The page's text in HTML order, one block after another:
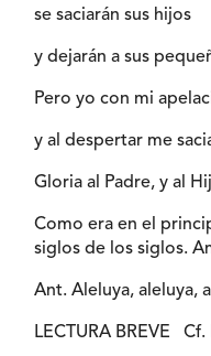
se saciarán sus hijos
y dejarán a sus
Pero yo con mi
y al despertar me
Gloria al Padre, y al
Como era en el
siglos de los siglos.
Ant. Aleluya, aleluya,
LECTURA BREVE Cf.